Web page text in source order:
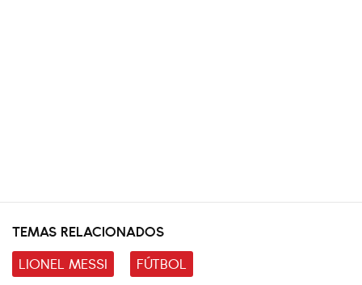
TEMAS RELACIONADOS
LIONEL MESSI
FÚTBOL